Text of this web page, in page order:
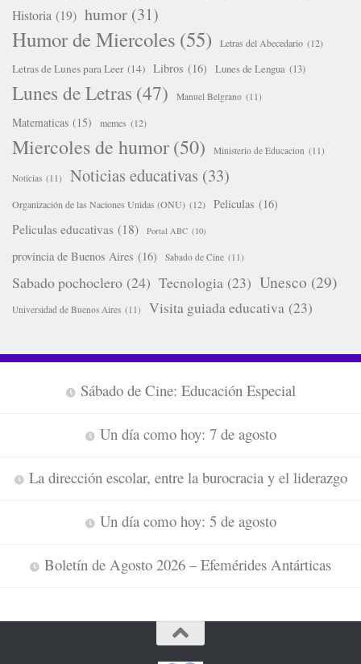
Historia (19) humor (31)
Humor de Miercoles (55) Letras del Abecedario (12)
Letras de Lunes para Leer (14) Libros (16) Lunes de Lengua (13)
Lunes de Letras (47) Manuel Belgrano (11)
Matematicas (15) memes (12)
Miercoles de humor(50) Ministerio de Educacion (11)
Noticias (11) Noticias educativas (33)
Organización de las Naciones Unidas (ONU) (12) Peliculas (16)
Peliculas educativas (18) Portal ABC (10)
provincia de Buenos Aires (16) Sabado de Cine (11)
Sabado pochoclero (24) Tecnologia (23) Unesco (29)
Universidad de Buenos Aires (11) Visita guiada educativa (23)
Sábado de Cine: Educación Especial
Un día como hoy: 7 de agosto
La dirección escolar, entre la burocracia y el liderazgo
Un día como hoy: 5 de agosto
Boletín de Agosto 2026 – Efemérides Antárticas